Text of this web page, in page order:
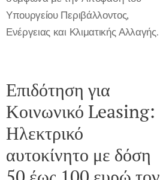
Υπουργείου Περιβάλλοντος,
Ενέργειας και Κλιματικής Αλλαγής.
Επιδότηση για
Κοινωνικό Leasing:
Ηλεκτρικό
αυτοκίνητο με δόση